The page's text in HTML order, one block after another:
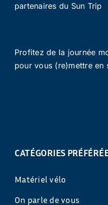
partenaires du Sun Trip
Profitez de la journée
pour vous (re)mettre en
CATÉGORIES
Matériel vélo
On parle de vous